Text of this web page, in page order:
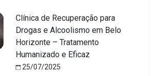
Clínica de Recuperação para
Drogas e Alcoolismo em Belo
Horizonte – Tratamento
Humanizado e Eficaz
25/07/2025